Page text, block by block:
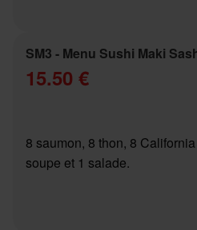
SM3 - Menu Sushi Maki
15.50 €
8 saumon, 8 thon, 8
soupe et 1 salade.